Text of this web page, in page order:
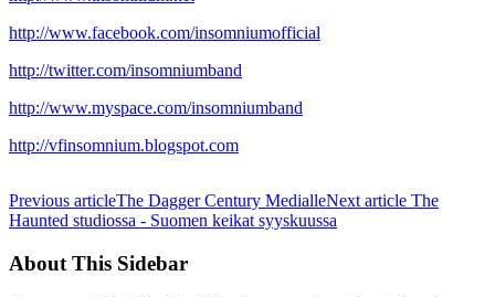
http://www.facebook.com/insomniumofficial
http://twitter.com/insomniumband
http://www.myspace.com/insomniumband
http://vfinsomnium.blogspot.com
Previous articleThe Dagger Century MedialleNext article The
Haunted studiossa - Suomen keikat syyskuussa
About This Sidebar